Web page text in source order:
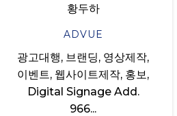
황두하
ADVUE
광고대행, 브랜딩, 영상제작,
이벤트, 웹사이트제작, 홍보,
Digital Signage Add.
966...